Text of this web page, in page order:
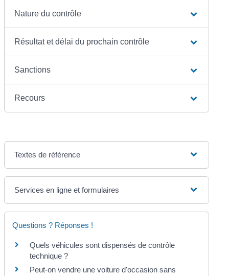
Nature du contrôle
Résultat et délai du prochain contrôle
Sanctions
Recours
Textes de référence
Services en ligne et formulaires
Questions ? Réponses !
Quels véhicules sont dispensés de contrôle
technique ?
Peut-on vendre une voiture d'occasion sans